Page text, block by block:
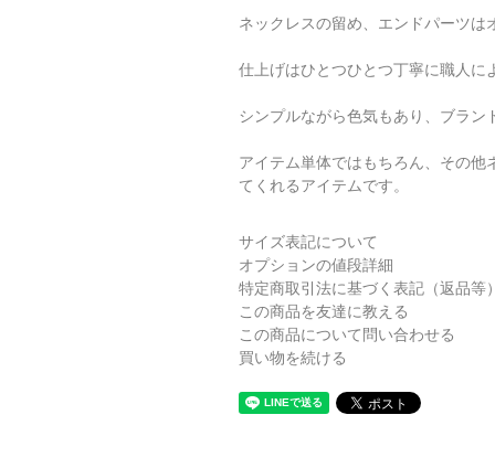
ネックレスの留め、エンドパーツ
仕上げはひとつひとつ丁寧に職人に
シンプルながら色気もあり、ブラ
アイテム単体ではもちろん、その
てくれるアイテムです。
サイズ表記について
オプションの値段詳細
特定商取引法に基づく表記（返品等
この商品を友達に教える
この商品について問い合わせる
買い物を続ける